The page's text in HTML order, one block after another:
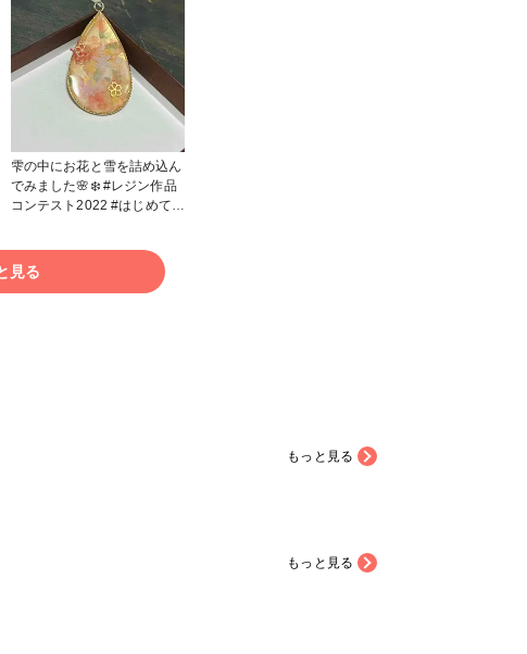
雫の中にお花と雪を詰め込ん
でみました🌸❄️ #レジン作品
コンテスト2022 #はじめての
見る
もっと見る
もっと見る